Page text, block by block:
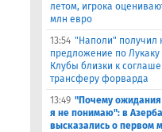
летом, игрока
млн евро
13:54 "Наполи" получил
предложение по
Клубы близки к
трансферу форварда
13:49 "Почему
я не понимаю": в
высказались о первом